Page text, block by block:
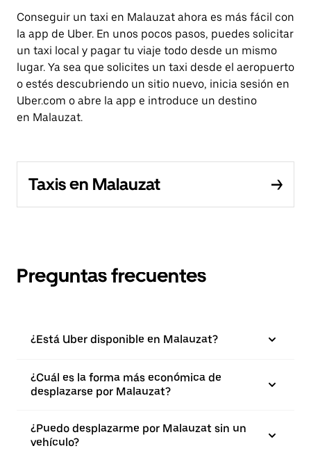
Conseguir un taxi en Malauzat ahora es más fácil con
la app de Uber. En unos pocos pasos, puedes solicitar
un taxi local y pagar tu viaje todo desde un mismo
lugar. Ya sea que solicites un taxi desde el aeropuerto
o estés descubriendo un sitio nuevo, inicia sesión en
Uber.com o abre la app e introduce un destino
en Malauzat.
Taxis en Malauzat
Preguntas frecuentes
¿Está Uber disponible en Malauzat?
¿Cuál es la forma más económica de
desplazarse por Malauzat?
¿Puedo desplazarme por Malauzat sin un
vehículo?